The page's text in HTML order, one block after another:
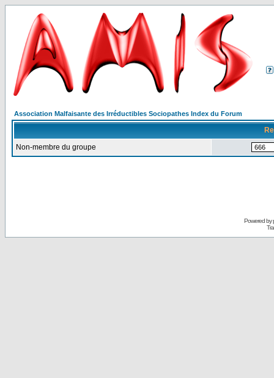
Association Malfaisante des Irréductibles Sociopathes Index du Forum
Non-membre du groupe
Powered by